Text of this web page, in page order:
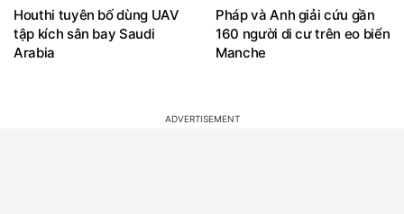
Houthi tuyên bố dùng UAV
tập kích sân bay Saudi
Arabia
Pháp và Anh giải cứu gần
160 người di cư trên eo biển
Manche